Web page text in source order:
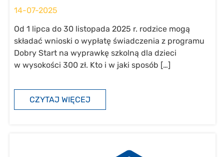
14-07-2025
Od 1 lipca do 30 listopada 2025 r. rodzice mogą
składać wnioski o wypłatę świadczenia z programu
Dobry Start na wyprawkę szkolną dla dzieci
w wysokości 300 zł. Kto i w jaki sposób […]
CZYTAJ WIĘCEJ